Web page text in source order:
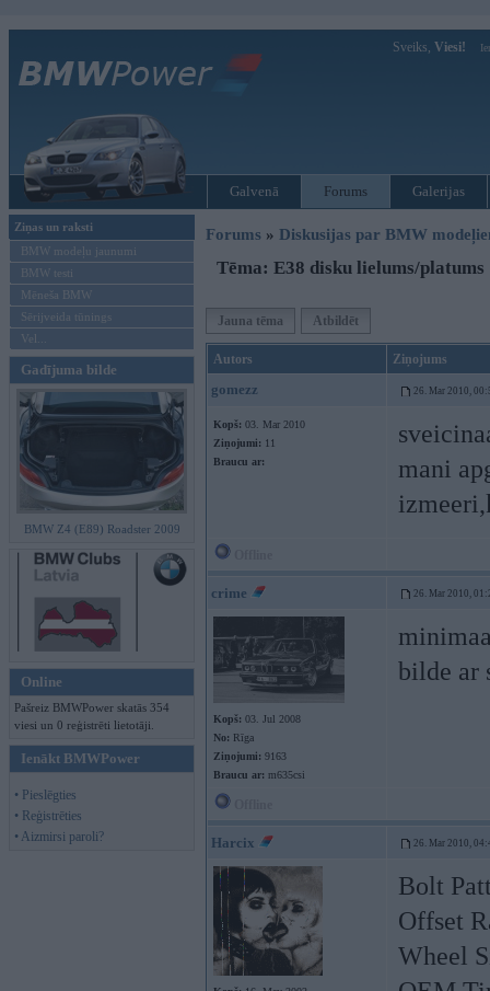
Sveiks, Viesi!
Galvenā Forums Galerijas
Ziņas un raksti
BMW modeļu jaunumi
BMW testi
Mēneša BMW
Sērijveida tūnings
Vel...
Gadījuma bilde
BMW Z4 (E89) Roadster 2009
Online
Pašreiz BMWPower skatās 354
viesi un 0 reģistrēti lietotāji.
Ienākt BMWPower
• Pieslēgties
• Reģistrēties
• Aizmirsi paroli?
Forums » Diskusijas par BMW
Tēma: E38 disku lielums/platums
Jauna tēma Atbildēt
Autors Ziņojums
gomezz 26. Mar 2010,
Kopš: 03. Mar 2010
Ziņojumi: 11
Braucu ar:
mani
crime 26. Mar 2010,
Kopš: 03. Jul 2008
No: Rīga
Ziņojumi: 9163
Braucu ar: m635csi
bilde ar
Harcix 26. Mar 2010,
Bolt
Offset
Wheel